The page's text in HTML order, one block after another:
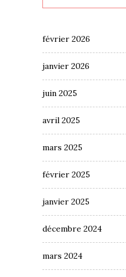
février 2026
janvier 2026
juin 2025
avril 2025
mars 2025
février 2025
janvier 2025
décembre 2024
mars 2024